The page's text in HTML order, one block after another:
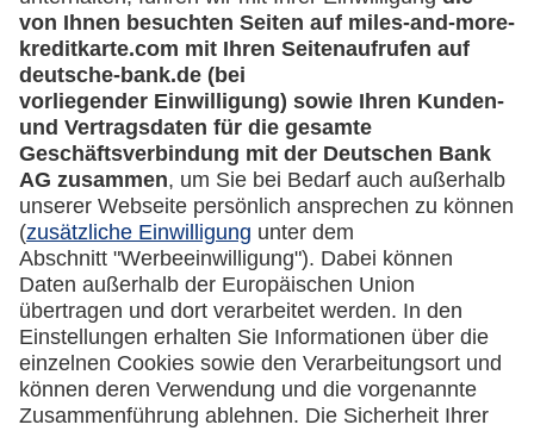
miles-and-more.com
lufthansa.com
Rechtliches
Impressum
Datenschutz
Cookie Einstellungen
Vertrag widerrufen